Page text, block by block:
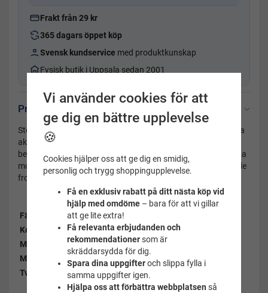
Frakt från 29 kr
365 dagars öppet köp
Svensk kundservice med produktkunskap
Fysisk butik i Uppsala sedan 2001
Produktbeskrivning
Stödstruma sport i cool limegrön färg passar dig som vill vara
aktiv och få lite mera stöd. Stödstruman förebygger svullna
ben, förbättrar blodcirkulationen och lindrar trötta ben. Denna
modell har en höger respektive vänster fot samt en dämpande
frottesula. Modellen finns i flera färger.
Färg:
Grön
Kompression: 11-14 mmHG
Material:
20% Bomull, 73% Polyamid, 7% Elastan
Märke:
C-Sole
Tvättråd:
40 grader
Vi använder cookies för att
ge dig en bättre upplevelse
🍪
Cookies hjälper oss att ge dig en smidig,
personlig och trygg shoppingupplevelse.
Få en exklusiv rabatt på ditt nästa köp vid
hjälp med omdöme– bara för att vi gillar
att ge lite extra!
Få relevanta erbjudanden och
rekommendationersom är
skräddarsydda för dig.
Spara dina uppgifteroch slippa fylla i
samma uppgifter igen.
Hjälpa oss att förbättra webbplatsen så